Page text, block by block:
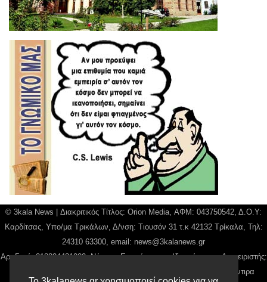
© 3kala News | Διακριτικός Τίτλος: Orion Media, ΑΦΜ: 043750542, Δ.Ο.Υ:
Καρδίτσας, Υπο/μα Τρικάλων, Δ/νση: Τιουσόν 31 τ.κ 42132 Τρίκαλα, Τηλ:
24310 63300, email: news@3kalanews.gr
Αρ. Γεμή: 018804431000, Νόμιμος Εκπρόσωπος, Ιδιοκτήτης και Διαχειριστής:
Παναγιώτης Φιλίππου, Διευθύντρια: Γιαννουσά Βασιλική, Διευθύντιρα